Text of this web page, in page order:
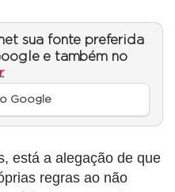
sua fonte preferida
e também no
.
Google
está a alegação de que
regras ao não